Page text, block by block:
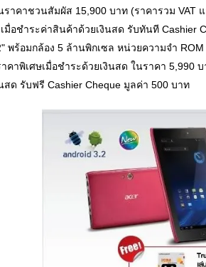
าคาชวนสัมผัส 15,900 บาท (ราคารวม VAT
มื่อชำระค่าสินค้าด้วยเงินสด รับทันที Cashier
พร้อมกล้อง 5 ล้านพิกเซล หน่วยความจำ
คาพิเศษเมื่อชำระด้วยเงินสด ในราคา 5,990
สด รับฟรี Cashier Cheque มูลค่า 500 บาท